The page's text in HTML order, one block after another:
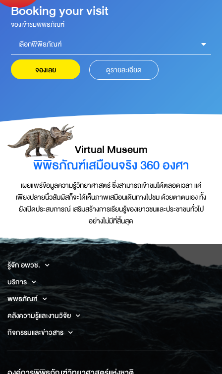
Booking your visit
จองเข้าชมพิพิธภัณฑ์
เลือกพิพิธภัณฑ์
จองเลย ดูรายละเอียด
Virtual Museum
พิพิธภัณฑ์เสมือนจริง 360 องศา
เผยแพร่ข้อมูลความรู้วิทยาศาสตร์ ซึ่งสามารถเข้าชมได้ตลอดเวลา แค่
เพียงปลายนิ้วสัมผัสก็จะได้เห็นภาพเสมือนเดินทางไปชม ด้วยตาตนเอง ทั้ง
ยังเปิดประสบการณ์ เสริมสร้างการเรียนรู้ของเยาวชนและประชาชนทั่วไป
อย่างไม่มีที่สิ้นสุด
รู้จัก อพวช.
บริการ
พิพิธภัณฑ์
คลังความรู้และงานวิจัย
กิจกรรมและข่าวสาร